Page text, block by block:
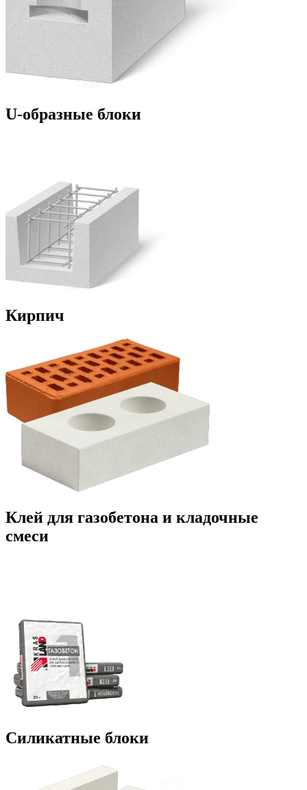
U-образные блоки
Кирпич
Клей для газобетона и кладочные
смеси
Силикатные блоки